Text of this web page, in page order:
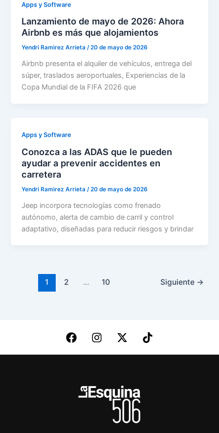
Apps y Software
Lanzamiento de mayo de 2026: Ahora
Airbnb es más que alojamientos
Yendri Ramìrez Arrieta/20 de mayo de 2026
Airbnb presenta el alquiler de vehículos, entrega del
súper, traslados aeroportuales, Experiencias de la
Copa Mundial de la FIFA 2026 que
Apps y Software
Conozca a las ADAS que le pueden
ayudar a prevenir accidentes en
carretera
Yendri Ramìrez Arrieta /20 de mayo de 2026
Jeep incorpora tecnologías como frenado
autónomo, alerta de cambio de carril y control
adaptativo, diseñadas para reducir riesgos y brindar
1 2 … 10 Siguiente →